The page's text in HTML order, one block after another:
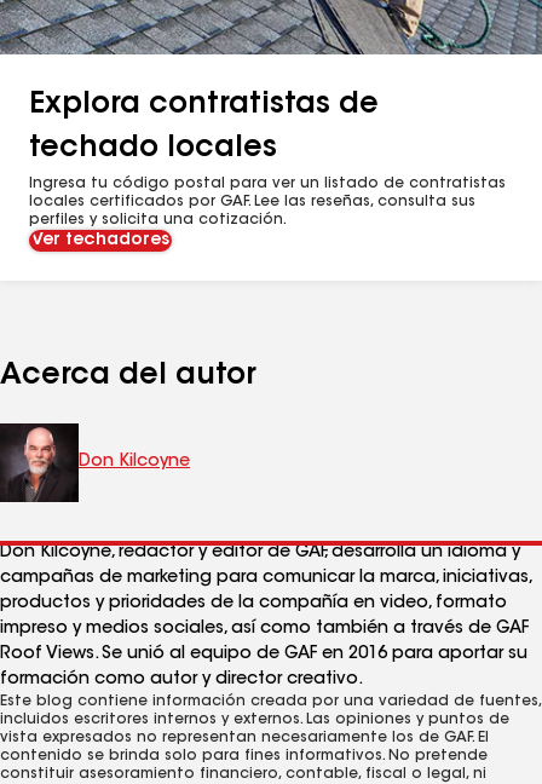
Explora contratistas de
techado locales
Ingresa tu código postal para ver un listado de contratistas
locales certificados por GAF. Lee las reseñas, consulta sus
perfiles y solicita una cotización.
Ver techadores
Acerca del autor
Don Kilcoyne
Don Kilcoyne, redactor y editor de GAF, desarrolla un idioma y
campañas de marketing para comunicar la marca, iniciativas,
productos y prioridades de la compañía en video, formato
impreso y medios sociales, así como también a través de GAF
Roof Views. Se unió al equipo de GAF en 2016 para aportar su
formación como autor y director creativo.
Este blog contiene información creada por una variedad de fuentes,
incluidos escritores internos y externos. Las opiniones y puntos de
vista expresados ​​no representan necesariamente los de GAF. El
contenido se brinda solo para fines informativos. No pretende
constituir asesoramiento financiero, contable, fiscal o legal, ni